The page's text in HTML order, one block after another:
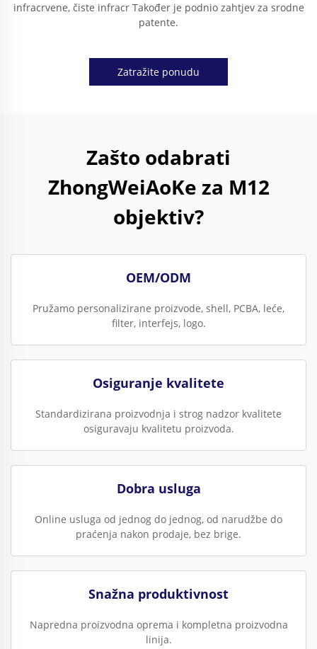
infracrvene, čiste infracr Također je podnio zahtjev za srodne
patente.
Zatražite ponudu
Zašto odabrati
ZhongWeiAoKe za M12
objektiv?
OEM/ODM
Pružamo personalizirane proizvode, shell, PCBA, leće,
filter, interfejs, logo.
Osiguranje kvalitete
Standardizirana proizvodnja i strog nadzor kvalitete
osiguravaju kvalitetu proizvoda.
Dobra usluga
Online usluga od jednog do jednog, od narudžbe do
praćenja nakon prodaje, bez brige.
Snažna produktivnost
Napredna proizvodna oprema i kompletna proizvodna
linija.